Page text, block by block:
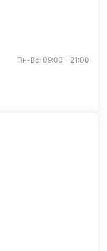
Пн-Вс: 09:00 - 21:00